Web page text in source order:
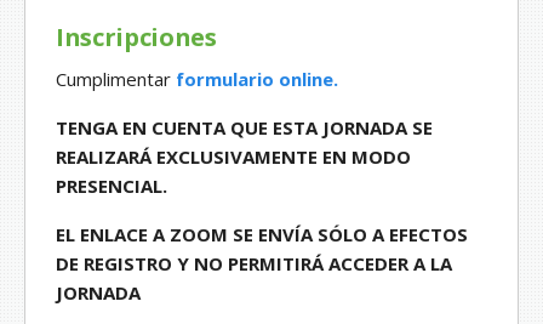
Inscripciones
Cumplimentar formulario online.
TENGA EN CUENTA QUE ESTA JORNADA SE
REALIZARÁ EXCLUSIVAMENTE EN MODO
PRESENCIAL.
EL ENLACE A ZOOM SE ENVÍA SÓLO A EFECTOS
DE REGISTRO Y NO PERMITIRÁ ACCEDER A LA
JORNADA